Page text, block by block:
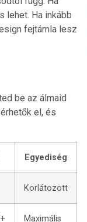
lehet. Ha inkább
fejtámla lesz
be az álmaid
el, és
Egyediség
Korlátozott
Maximális